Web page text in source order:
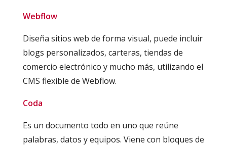
Webflow
Diseña sitios web de forma visual, puede incluir
blogs personalizados, carteras, tiendas de
comercio electrónico y mucho más, utilizando el
CMS flexible de Webflow.
Coda
Es un documento todo en uno que reúne
palabras, datos y equipos. Viene con bloques de